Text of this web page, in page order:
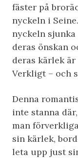
fäster på
nyckeln i
nyckeln
deras önskan
deras kärlek
Verkligt – och
Denna
inte stanna
man
sin kärlek,
leta upp just